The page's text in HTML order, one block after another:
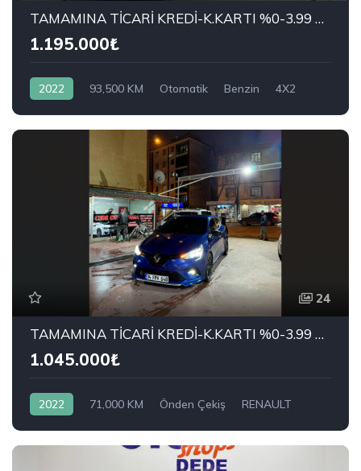
TAMAMINA TİCARİ KREDİ-K.KARTI %0-3.99 ÇEK-2.99 SENET-ÇKS SATIŞ
1.195.000₺
2022 93,500 KM Otomatik Benzin
4X2
24
TAMAMINA TİCARİ KREDİ-K.KARTI %0-3.99 ÇEK-2.99 SENET-ÇKS SATIŞ
1.045.000₺
2022 71,000 KM Önden Çekiş
RENAULT